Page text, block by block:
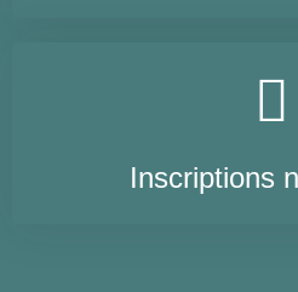
Inscriptions